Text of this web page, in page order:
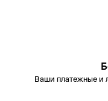
Ваши платежные и